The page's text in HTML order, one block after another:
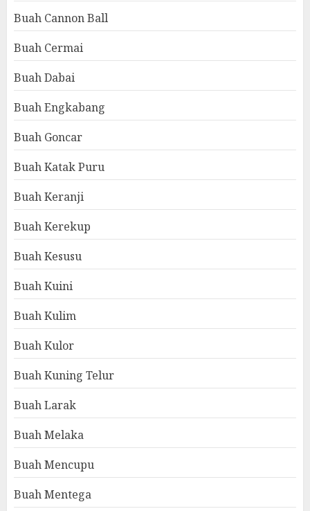
Buah Cannon Ball
Buah Cermai
Buah Dabai
Buah Engkabang
Buah Goncar
Buah Katak Puru
Buah Keranji
Buah Kerekup
Buah Kesusu
Buah Kuini
Buah Kulim
Buah Kulor
Buah Kuning Telur
Buah Larak
Buah Melaka
Buah Mencupu
Buah Mentega